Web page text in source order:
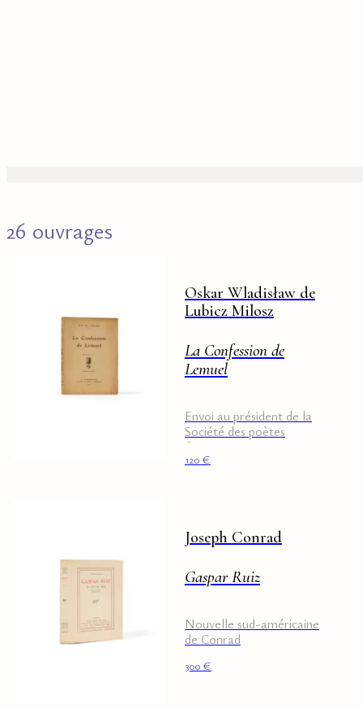
26 ouvrages
Oskar Wladisław de
Lubicz Milosz
La Confession de
Lemuel
Envoi au président de la
Société des poètes
français
120€
Joseph Conrad
Gaspar Ruiz
Nouvelle sud-américaine
de Conrad
300€